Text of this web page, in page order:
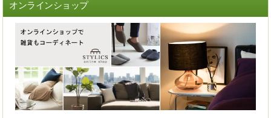
オンラインショップ